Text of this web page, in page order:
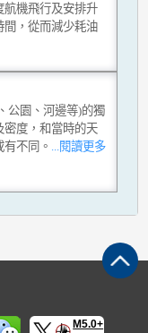
航機飛行及安排升
間，從而減少耗油
公園、河邊等)的獨
密度，和當時的天
不同。 ...閱讀更多
M5.0+